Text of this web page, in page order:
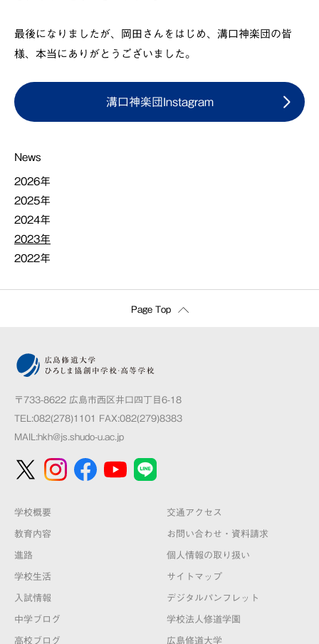
最後になりましたが、岡田さんをはじめ、溝口神楽団の皆
様、本当にありがとうございました。
溝口神楽団Instagram
News
2026年
2025年
2024年
2023年
2022年
Page Top
〒733-8622 広島市西区井口四丁目6-18
TEL:082(278)1101 FAX:082(279)8383
MAIL:hkh@js.shudo-u.ac.jp
学校概要
教育内容
進路
学校生活
入試情報
中学ブログ
高校ブログ
交通アクセス
お問い合わせ・資料請求
個人情報の取り扱い
サイトマップ
デジタルパンフレット
学校法人修道学園
広島修道大学